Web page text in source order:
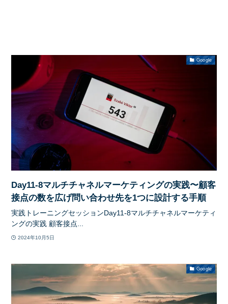
Google
Day11-8マルチチャネルマーケティングの実践〜顧客
接点の数を広げ問い合わせ先を1つに設計する手順
実践トレーニングセッションDay11-8マルチチャネルマーケティ
ングの実践 顧客接点...
2024年10月5日
Google